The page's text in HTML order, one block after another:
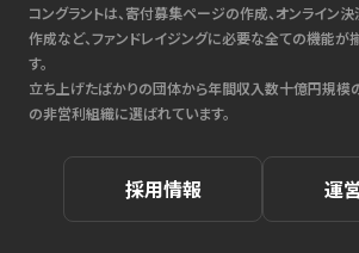
コングラントは、寄付募集ページの作成、オンライン
作成など、ファンドレイジングに必要な全ての機能が
す。
立ち上げたばかりの団体から年間収入数十億円規模
の非営利組織に選ばれています。
採用情報 運